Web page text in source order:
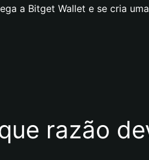
a Bitget Wallet e se cria
razão